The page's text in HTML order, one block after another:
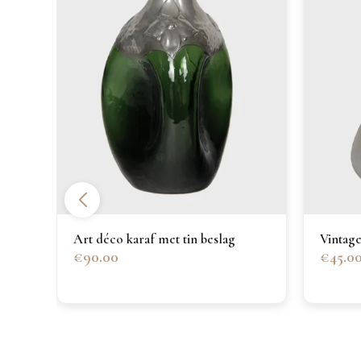
Art déco karaf met tin beslag
€90.00